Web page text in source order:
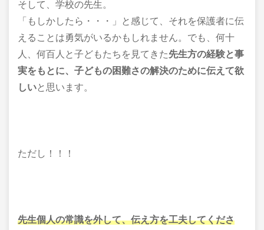
そして、学校の先生。
「もしかしたら・・・」と感じて、 それを保護者に伝
えることは勇気がいるかもしれません。 でも、何十
人、何百人と子どもたちを見てきた先生方の経験と事
実をもとに、 子どもの困難さの解決のために伝えて欲
しいと思います。
ただし！！！
先生個人の常識を外して、伝え方を工夫してくださ